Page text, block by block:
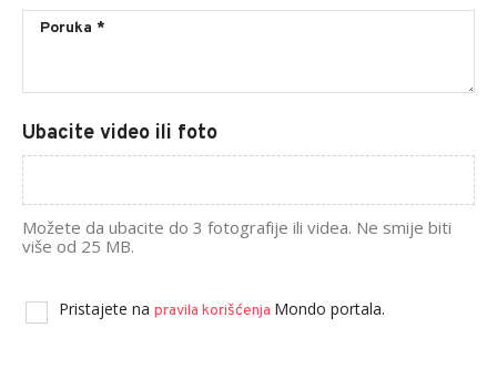
Ubacite video ili foto
Možete da ubacite do 3 fotografije ili videa. Ne smije biti
više od 25 MB.
Pristajete na pravila korišćenja Mondo portala.